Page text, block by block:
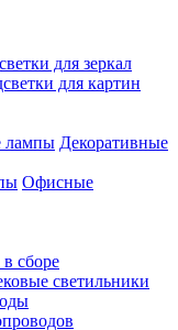
для зеркал
для картин
Декоративные
Офисные
сборе
светильники